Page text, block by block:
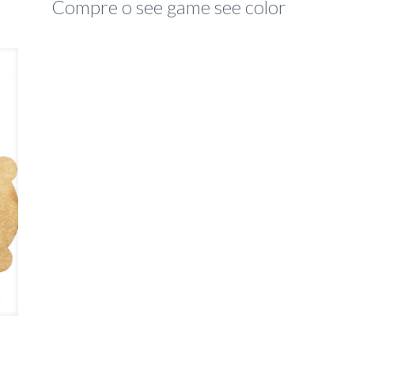
Compre o see game see color